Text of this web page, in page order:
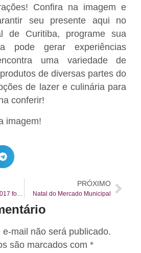
Confira na imagem e
seu presente aqui no
de Curitiba, programe sua
pode gerar experiências
uma variedade de
de diversas partes do
de lazer e culinária para
conferir!
imagem!
O Curitiba Expobeer 2017 foi um sucesso!
PRÓXIMO
Natal do Mercado Municipal
mail não será publicado.
são marcados com *